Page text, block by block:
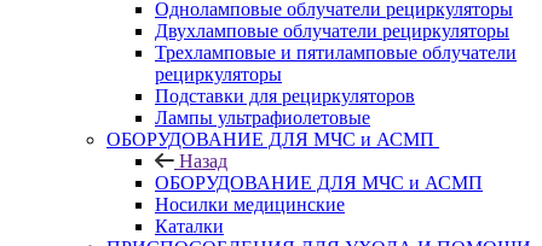
Одноламповые облучатели рециркуляторы
Двухламповые облучатели рециркуляторы
Трехламповые и пятиламповые облучатели
рециркуляторы
Подставки для рециркуляторов
Лампы ультрафиолетовые
ОБОРУДОВАНИЕ ДЛЯ МЧС и АСМП
Назад
ОБОРУДОВАНИЕ ДЛЯ МЧС и АСМП
Носилки медицинские
Каталки